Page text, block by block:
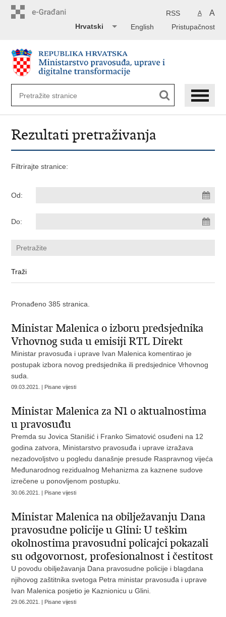
A A
RSS
Pristupačnost
English
Hrvatski
Rezultati pretraživanja
Filtrirajte stranice:
Od:
Do:
Pronađeno 385 stranica.
Ministar Malenica o izboru predsjednika
Vrhovnog suda u emisiji RTL Direkt
Ministar pravosuđa i uprave Ivan Malenica komentirao je
postupak izbora novog predsjednika ili predsjednice Vrhovnog
suda.
09.03.2021. | Pisane vijesti
Ministar Malenica za N1 o aktualnostima
u pravosuđu
​Premda su Jovica Stanišić i Franko Simatović osuđeni na 12
godina zatvora, Ministarstvo pravosuđa i uprave izražava
nezadovoljstvo u pogledu današnje presude Raspravnog vijeća
Međunarodnog rezidualnog Mehanizma za kaznene sudove
izrečene u ponovljenom postupku.
30.06.2021. | Pisane vijesti
Ministar Malenica na obilježavanju Dana
pravosudne policije u Glini: U teškim
okolnostima pravosudni policajci pokazali
su odgovornost, profesionalnost i čestitost
U povodu obilježavanja Dana pravosudne policije i blagdana
njihovog zaštitnika svetoga Petra ministar pravosuđa i uprave
Ivan Malenica posjetio je Kaznionicu u Glini.
29.06.2021. | Pisane vijesti